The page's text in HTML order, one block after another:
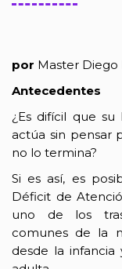
por Master Diego
Antecedentes
¿Es difícil que su
actúa sin pensar
no lo termina?
Si es así, es
Déficit de
uno de los
comunes de la
desde la